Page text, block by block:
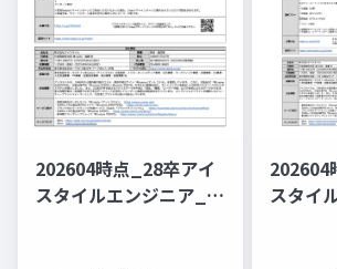
202604時点_28卒アイ
スタイルエンジニア_高
202604
スタイ